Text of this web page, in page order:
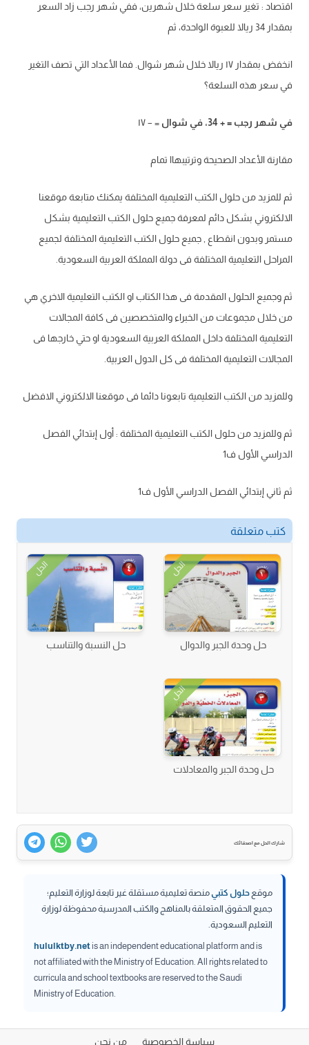
اقتصاد : تغير سعر سلعة خلال شهرين، ففي شهر رجب زاد السعر
بمقدار 34 ريالا للعبوة الواحدة، ثم
انخفض بمقدار ۱۷ ريالا خلال شهر شوال فما الأعداد التي تصف التغير
في سعر هذهالسلعة؟
في شهر رجب =
+
34، في شوال =
–۱۷
مقارنة الأعداد الصحيحة وترتيبهاا تمام
ثم للمزيد من حلول الكتب التعليمية المختلفة يمكنك متابعة موقعنا
الالكتروني بشكل دائم لمعرفة جميع حلول الكتب التعليمية بشكل
مستمر وبدون انقطاع , جميع حلول الكتب التعليمية المختلفة لجميع
المراحل التعليمية المختلفة فى دولة المملكة العربية السعودية.
ثم وجميع الحلول المقدمة فى هذا الكتاب او الكتب التعليمية الاخري هي
من خلال مجموعات من الخبراء والمتخصصين فى كافة المجالات
التعليمية المختلفة داخل المملكة العربية السعودية او حتي خارجها فى
المجالات التعليمية المختلفة فى كل الدول العربية.
وللمزيد من الكتب التعليمية تابعونا دائما فى موقعنا الالكتروني الافضل
ثم وللمزيد من حلول الكتب التعليمية المختلفة : أول إبتدائي الفصل
الدراسي الأول ف1
ثم ثاني إبتدائي الفصل الدراسي الأول ف1
كتب متعلقة
الحل
حل وحدة الجبر والدوال
الحل
حل النسبة والتناسب
الحل
حل وحدة الجبر والمعادلات
شارك الحل مع اصدقائك
موقع حلول كتبيمنصة تعليمية مستقلة غير تابعة لوزارة التعليم؛
جميع الحقوق المتعلقة بالمناهج والكتب المدرسية محفوظة لوزارة
التعليم السعودية.
hululktby.netis an independent educational platform and is
not affiliated with the Ministry of Education. All rights related to
curricula and school textbooks are reserved to the Saudi
Ministry of Education.
سياسة الخصوصية من نحن